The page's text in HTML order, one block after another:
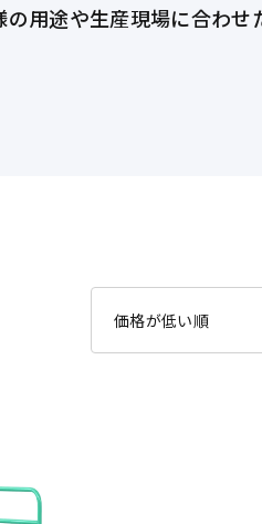
用途や生産現場に合わせ
価格が低い順